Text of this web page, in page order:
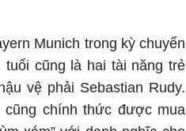
Munich trong kỳ chuyển
cũng là hai tài năng trẻ
vệ phải Sebastian Rudy.
cũng chính thức được mua